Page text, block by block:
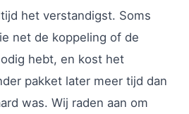
het verstandigst. Soms
net de koppeling of de
hebt, en kost het
pakket later meer tijd dan
was. Wij raden aan om